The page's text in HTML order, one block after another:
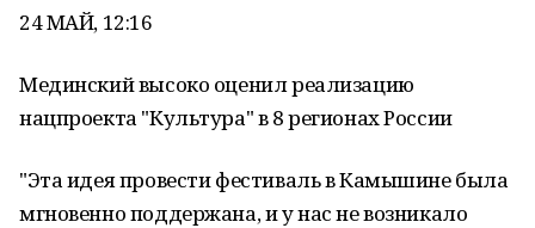
24 МАЙ, 12:16
Мединский высоко оценил реализацию
нацпроекта "Культура" в 8 регионах России
"Эта идея провести фестиваль в Камышине была
мгновенно поддержана, и у нас не возникало